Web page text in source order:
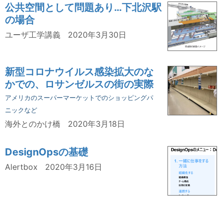
公共空間として問題あり…下北沢駅
の場合
ユーザ工学講義 2020年3月30日
新型コロナウイルス感染拡大のな
かでの、ロサンゼルスの街の実際
アメリカのスーパーマーケットでのショッピングパ
ニックなど
海外とのかけ橋 2020年3月18日
DesignOpsの基礎
Alertbox 2020年3月16日